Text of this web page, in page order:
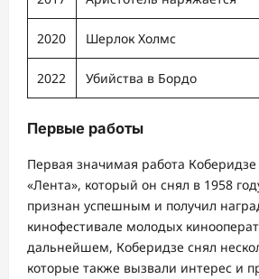
2020 Шерлок Холмс
2022 Убийства в Бордо
Первые работы
Первая значимая работа
«Лента», который он снял в 1958
признан успешным и получил
кинофестивале молодых
дальнейшем, Коберидзе снял
которые также вызвали интерес и